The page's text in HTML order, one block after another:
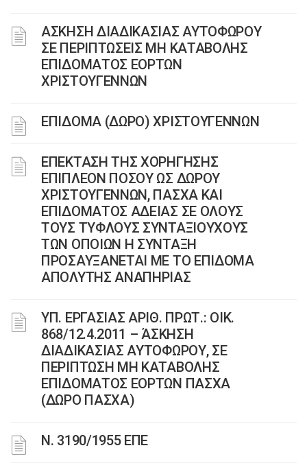
ΑΣΚΗΣΗ ΔΙΑΔΙΚΑΣΙΑΣ ΑΥΤΟΦΩΡΟΥ
ΣΕ ΠΕΡΙΠΤΩΣΕΙΣ ΜΗ ΚΑΤΑΒΟΛΗΣ
ΕΠΙΔΟΜΑΤΟΣ ΕΟΡΤΩΝ
ΧΡΙΣΤΟΥΓΕΝΝΩΝ
ΕΠΙΔΟΜΑ (ΔΩΡΟ) ΧΡΙΣΤΟΥΓΕΝΝΩΝ
ΕΠΕΚΤΑΣΗ ΤΗΣ ΧΟΡΗΓΗΣΗΣ
ΕΠΙΠΛΕΟΝ ΠΟΣΟΥ ΩΣ ΔΩΡΟΥ
ΧΡΙΣΤΟΥΓΕΝΝΩΝ, ΠΑΣΧΑ ΚΑΙ
ΕΠΙΔΟΜΑΤΟΣ ΑΔΕΙΑΣ ΣΕ ΟΛΟΥΣ
ΤΟΥΣ ΤΥΦΛΟΥΣ ΣΥΝΤΑΞΙΟΥΧΟΥΣ
ΤΩΝ ΟΠΟΙΩΝ Η ΣΥΝΤΑΞΗ
ΠΡΟΣΑΥΞΑΝΕΤΑΙ ΜΕ ΤΟ ΕΠΙΔΟΜΑ
ΑΠΟΛΥΤΗΣ ΑΝΑΠΗΡΙΑΣ
ΥΠ. ΕΡΓΑΣΙΑΣ AΡΙΘ. ΠΡΩΤ.: ΟΙΚ.
868/12.4.2011 – ΆΣΚΗΣΗ
ΔΙΑΔΙΚΑΣΙΑΣ ΑΥΤΟΦΩΡΟΥ, ΣΕ
ΠΕΡΙΠΤΩΣΗ ΜΗ ΚΑΤΑΒΟΛΗΣ
ΕΠΙΔΟΜΑΤΟΣ ΕΟΡΤΩΝ ΠΑΣΧΑ
(ΔΩΡΟ ΠΑΣΧΑ)
Ν. 3190/1955 ΕΠΕ